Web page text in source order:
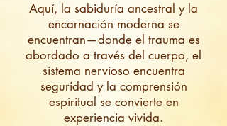
Aquí, la sabiduría ancestral y la
encarnación moderna se
encuentran—donde el trauma es
abordado a través del cuerpo, el
sistema nervioso encuentra
seguridad y la comprensión
espiritual se convierte en
experiencia vivida.